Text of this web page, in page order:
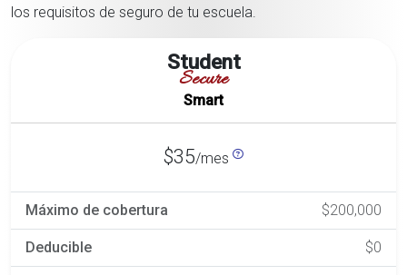
los requisitos de seguro de tu escuela.
Student
Secure
Smart
$35/mes
Máximo de cobertura $200,000
Deducible $0